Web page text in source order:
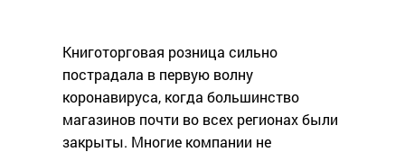
Книготорговая розница сильно
пострадала в первую волну
коронавируса, когда большинство
магазинов почти во всех регионах были
закрыты. Многие компании не